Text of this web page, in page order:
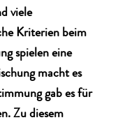
viele
Kriterien beim
spielen eine
macht es
gab es für
Zu diesem